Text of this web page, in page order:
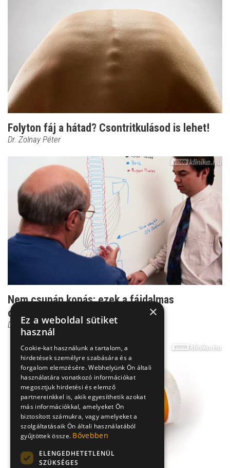
Folyton fáj a hátad? Csontritkulásod is lehet!
Dr. Zolnay Péter
Nem csupán kopás: ezek a fájdalmas
csontritkulás biztos jele...
Dr. Zolnay Péter
×
Ez a weboldal sütiket
használ
Cookie-kat használunk a tartalom, a
hirdetések személyre szabására és a
forgalom elemzésére. Webhelyünk Ön általi
használatára vonatkozó információkat
megosztjuk hirdetési és elemző
partnereinkkel is, akik egyesíthetik azokat
más információkkal, amelyeket Ön
biztosított számukra, vagy amelyeket a
szolgáltatásaik Ön általi használatából
gyűjtöttek össze. Bővebben
ELENGEDHETETLENÜL
SZÜKSÉGES